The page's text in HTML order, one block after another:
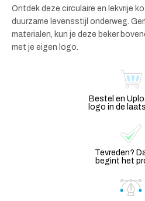
Ontdek deze circulaire en lekvrije
duurzame levensstijl onderweg.
materialen, kun je deze beker
met je eigen logo.
Bestel en
logo in de
Tevreden?
begint het